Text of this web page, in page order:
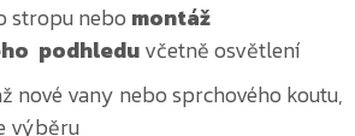
stropu nebo montáž
podhleduvčetně osvětlení
nové vany nebo sprchového koutu,
výběru